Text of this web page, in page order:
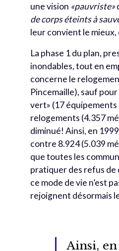
une vision «pauvriste»
de corps éteints à
leur convient le mieux,
La phase 1 du plan,
inondables, tout en
concerne le
Pincemaille), sauf
vert» (17 équipements
relogements (4.357
diminué! Ainsi, en
contre 8.924 (5.039
que toutes les
pratiquer des refus de
ce mode de vie n’est
rejoignent désormais
Ainsi,